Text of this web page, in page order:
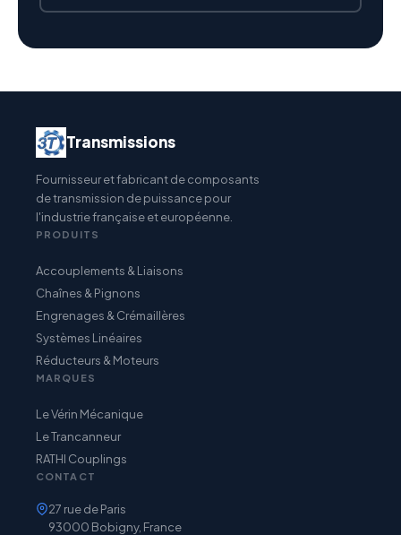
Transmissions
Fournisseur et fabricant de composants
de transmission de puissance pour
l'industrie française et européenne.
PRODUITS
Accouplements & Liaisons
Chaînes & Pignons
Engrenages & Crémaillères
Systèmes Linéaires
Réducteurs & Moteurs
MARQUES
Le Vérin Mécanique
Le Trancanneur
RATHI Couplings
CONTACT
27 rue de Paris
93000 Bobigny, France